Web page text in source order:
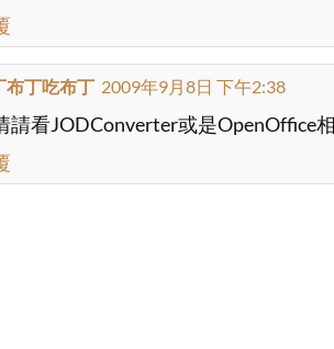
布丁吃布丁 2009年9月8日 下午2:38
請看JODConverter或是OpenOffice